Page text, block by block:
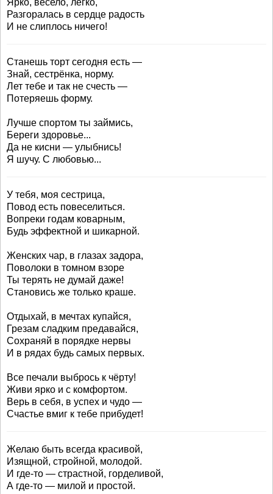
Ярко, весело, легко,
Разгоралась в сердце радость
И не слиплось ничего!
Станешь торт сегодня есть —
Знай, сестрёнка, норму.
Лет тебе и так не счесть —
Потеряешь форму.
Лучше спортом ты займись,
Береги здоровье...
Да не кисни — улыбнись!
Я шучу. С любовью...
У тебя, моя сестрица,
Повод есть повеселиться.
Вопреки годам коварным,
Будь эффектной и шикарной.
Женских чар, в глазах задора,
Поволоки в томном взоре
Ты терять не думай даже!
Становись же только краше.
Отдыхай, в мечтах купайся,
Грезам сладким предавайся,
Сохраняй в порядке нервы
И в рядах будь самых первых.
Все печали выбрось к чёрту!
Живи ярко и с комфортом.
Верь в себя, в успех и чудо —
Счастье вмиг к тебе прибудет!
Желаю быть всегда красивой,
Изящной, стройной, молодой.
И где-то — страстной, горделивой,
А где-то — милой и простой.